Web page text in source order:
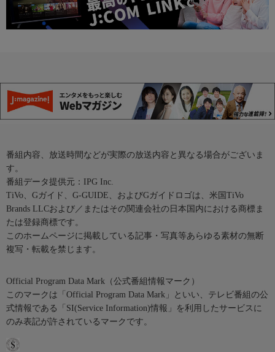
番組内容、放送時間などが実際の放送内容と異なる場合がございま
す。
番組データ提供元：IPG Inc.
TiVo、Gガイド、G-GUIDE、およびGガイドロゴは、米国TiVo
Brands LLCおよび／またはその関連会社の日本国内における商標ま
たは登録商標です。
このホームページに掲載している記事・写真等あらゆる素材の無断
複写・転載を禁じます。
Official Program Data Mark（公式番組情報マーク）
このマークは「Official Program Data Mark」といい、テレビ番組の公
式情報である「SI(Service Information)情報」を利用したサービスに
のみ表記が許されているマークです。